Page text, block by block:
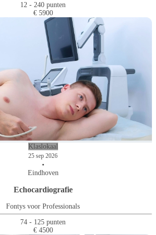
12 - 240 punten
€ 5900
Klaslokaal
25 sep 2026
•
Eindhoven
Echocardiografie
Fontys voor Professionals
74 - 125 punten
€ 4500